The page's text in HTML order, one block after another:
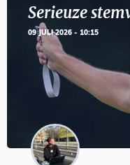
Serieuze
09 JULI 2026 - 10:15